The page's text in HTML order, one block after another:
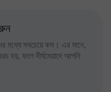
মধ্যে সবচেয়ে কম। এর মানে,
হয়, ফলে দীর্ঘমেয়াদে আপনি